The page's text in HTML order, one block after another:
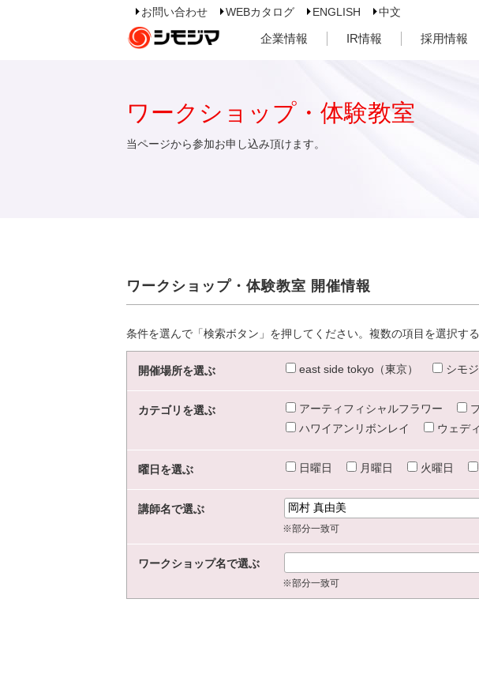
お問い合わせ WEBカタログ ENGLISH 中文
企業情報 IR情報 採用情報
ワークショップ・体験教室
当ページから参加お申し込み頂けます。
ワークショップ・体験教室 開催情報
条件を選んで「検索ボタン」を押してください。複数の項目を選択する
開催場所を選ぶ east side tokyo（東京） シモ
カテゴリを選ぶ アーティフィシャルフラワー
ハワイアンリボンレイ
ウェデ
曜日を選ぶ 日曜日 月曜日 火曜日
講師名で選ぶ
※部分一致可
ワークショップ名で選ぶ
※部分一致可